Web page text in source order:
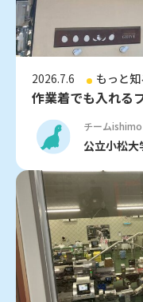
2026.7.6 もっと知
作業着でも入れる
チームishimo
公立小松